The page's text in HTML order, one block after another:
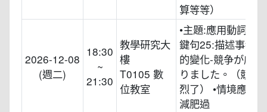
算等等）
2026-12-08
(週二)
18:30
~
21:30
教學研究大
樓
T0105 數
位教室
•主題:應用動詞た
鍵句25:描述事物
的變化-競争が厳し
りました。（競爭
烈了） •情境應用:
減肥過